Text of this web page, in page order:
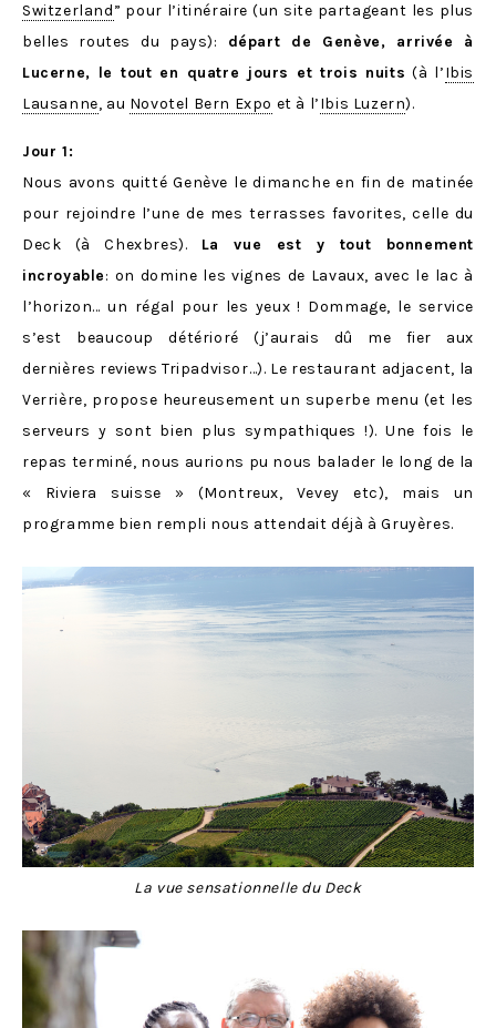
Switzerland” pour l’itinéraire (un site partageant les plus
belles routes du pays): départ de Genève, arrivée à
Lucerne, le tout en quatre jours et trois nuits (à l’Ibis
Lausanne, au Novotel Bern Expo et à l’Ibis Luzern).
Jour 1:
Nous avons quitté Genève le dimanche en fin de matinée
pour rejoindre l’une de mes terrasses favorites, celle du
Deck (à Chexbres). La vue est y tout bonnement
incroyable: on domine les vignes de Lavaux, avec le lac à
l’horizon… un régal pour les yeux ! Dommage, le service
s’est beaucoup détérioré (j’aurais dû me fier aux
dernières reviews Tripadvisor…). Le restaurant adjacent, la
Verrière, propose heureusement un superbe menu (et les
serveurs y sont bien plus sympathiques !). Une fois le
repas terminé, nous aurions pu nous balader le long de la
« Riviera suisse » (Montreux, Vevey etc), mais un
programme bien rempli nous attendait déjà à Gruyères.
La vue sensationnelle du Deck